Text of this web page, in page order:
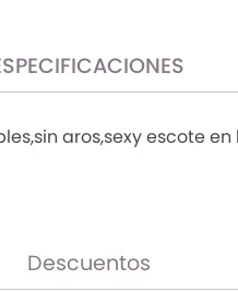
aros,sexy escote
Descuentos